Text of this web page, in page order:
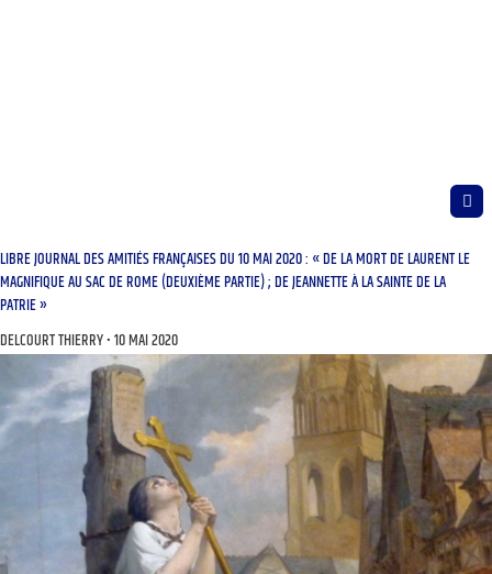
LIBRE JOURNAL DES AMITIÉS FRANÇAISES DU 10 MAI 2020 : « DE LA MORT DE LAURENT LE
MAGNIFIQUE AU SAC DE ROME (DEUXIÈME PARTIE) ; DE JEANNETTE À LA SAINTE DE LA
PATRIE »
DELCOURT THIERRY 10 MAI 2020